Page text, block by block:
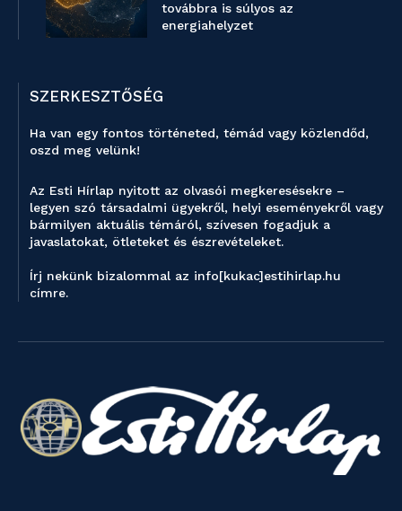
továbbra is súlyos az
energiahelyzet
SZERKESZTŐSÉG
Ha van egy fontos történeted, témád vagy közlendőd,
oszd meg velünk!
Az Esti Hírlap nyitott az olvasói megkeresésekre –
legyen szó társadalmi ügyekről, helyi eseményekről vagy
bármilyen aktuális témáról, szívesen fogadjuk a
javaslatokat, ötleteket és észrevételeket.
Írj nekünk bizalommal az info[kukac]estihirlap.hu
címre.